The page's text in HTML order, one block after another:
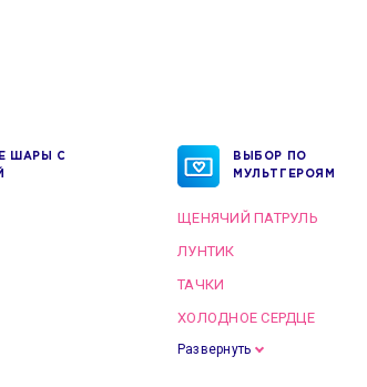
ШАРЫ С
ВЫБОР ПО
МУЛЬТГЕРОЯМ
ЩЕНЯЧИЙ ПАТРУЛЬ
ЛУНТИК
ТАЧКИ
ХОЛОДНОЕ СЕРДЦЕ
Развернуть